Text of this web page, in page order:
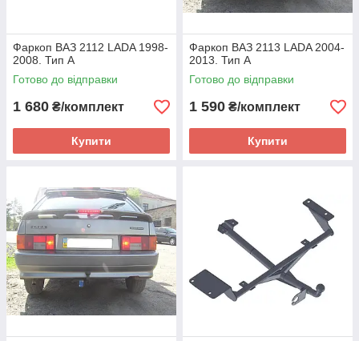
Фаркоп ВАЗ 2112 LADA 1998-
2008. Тип А
Готово до відправки
1 680 ₴/комплект
Купити
Фаркоп ВАЗ 2113 LADA 2004-
2013. Тип А
Готово до відправки
1 590 ₴/комплект
Купити